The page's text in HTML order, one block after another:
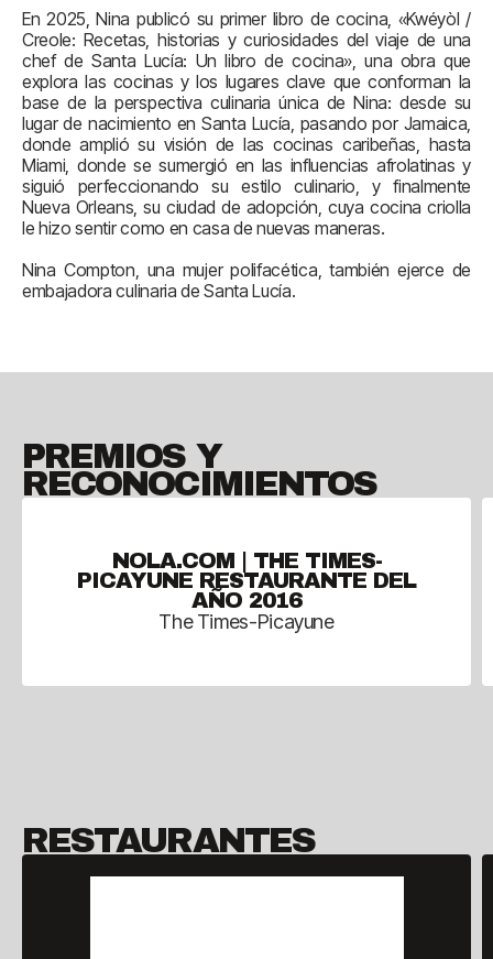
En 2025, Nina publicó su primer libro de cocina, «Kwéyòl /
Creole: Recetas, historias y curiosidades del viaje de una
chef de Santa Lucía: Un libro de cocina», una obra que
explora las cocinas y los lugares clave que conforman la
base de la perspectiva culinaria única de Nina: desde su
lugar de nacimiento en Santa Lucía, pasando por Jamaica,
donde amplió su visión de las cocinas caribeñas, hasta
Miami, donde se sumergió en las influencias afrolatinas y
siguió perfeccionando su estilo culinario, y finalmente
Nueva Orleans, su ciudad de adopción, cuya cocina criolla
le hizo sentir como en casa de nuevas maneras.
Nina Compton, una mujer polifacética, también ejerce de
embajadora culinaria de Santa Lucía.
PREMIOS Y
RECONOCIMIENTOS
NOLA.COM | THE TIMES-
PICAYUNE RESTAURANTE DEL
AÑO 2016
The Times-Picayune
RESTAURANTES